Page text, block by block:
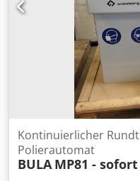
Kontinuierlicher
Polierautomat
BULA MP81 -